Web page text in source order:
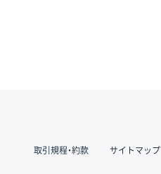
取引規程・約款 サイトマップ